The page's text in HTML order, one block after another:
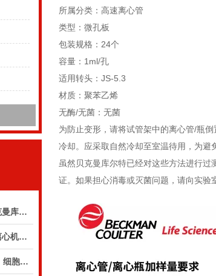
盛夏研途，聚力前行｜贝克曼库尔特生命科学8月活动预告
实验室安全守则：通用型离心机操作与保养的10个要点
邀您参会 | 2026（第十届）细胞外囊泡合规与临床应用大会
所属分类：高速离心管
类型：微孔板
包装规格：24个
容量：1ml/孔
适用转头：JS-5.3
材质：聚苯乙烯
无酶/无菌：无菌
为防止变形，请将试管架中的离心管/瓶
冷却。应采取自然冷却至室温待用，为避
虽然贝克曼库尔特已经对这些方法进行
证。如果担心消毒或灭菌问题，请向实验